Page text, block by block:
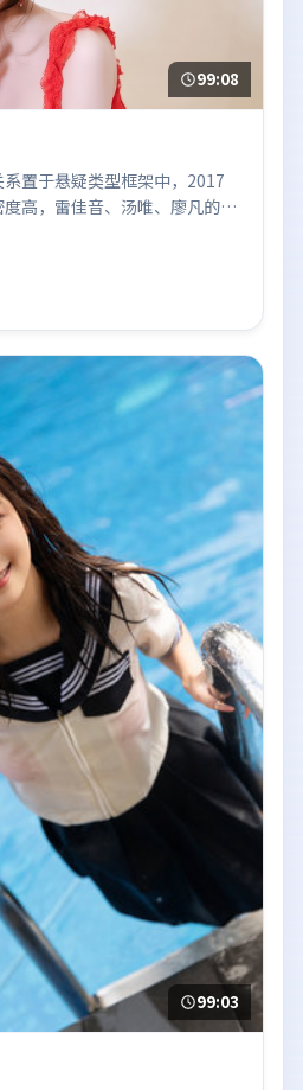
99:08
置于悬疑类型框架中，2017
高，雷佳音、汤唯、廖凡的台
质偏法国都市与冷色调摄影。
99:03